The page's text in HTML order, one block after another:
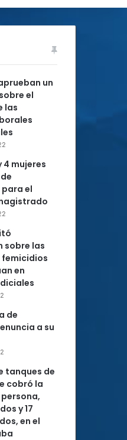
un
el
las
4 mujeres
el
sobre las
en
de
a su
tanques de
cobró la
y 17
en el